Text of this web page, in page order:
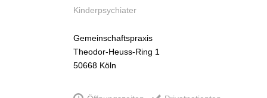
Kinderpsychiater
Gemeinschaftspraxis
Theodor-Heuss-Ring 1
50668 Köln